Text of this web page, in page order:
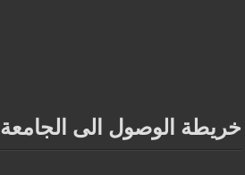
خريطة الوصول الى الجامعة